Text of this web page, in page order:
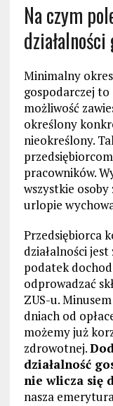
Na czym
Minimalny
gospodarczej
możliwość
określony
nieokreślony.
pracowników.
wszystkie
urlopie
Przedsiębiorca
działalności
podatek
odprowadzać
ZUS-u.
dniach od
możemy już
zdrowotnej.
działalność
nie wlicza się
nasza